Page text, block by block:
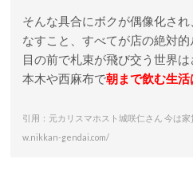
そんな具合にボクが偶像化さ
なすこと、すべてが店の絶対的
目の前で札束が飛び交う世界
本木や西麻布で朝まで飲む生
引用：元カリスマホスト城咲仁さん 今は
w.nikkan-gendai.com/